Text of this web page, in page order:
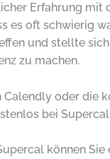
Erfahrung
es oft schwierig
und stellte
zu machen.
oder die
bei
können